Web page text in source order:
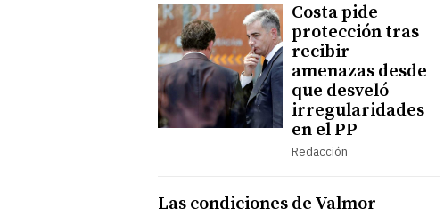
Costa pide
protección tras
recibir
amenazas desde
que desveló
irregularidades
en el PP
Redacción
Las condiciones de Valmor